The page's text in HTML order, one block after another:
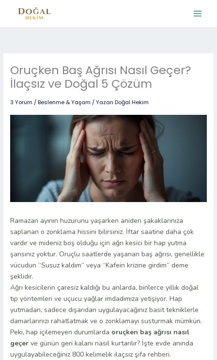
Oruçken Baş Ağrısı Nasıl Geçer?
İlaçsız ve Doğal 5 Çözüm
3 Yorum /Beslenme & Yaşam / Yazan Doğal Hekim
Ramazan ayının huzurunu yaşarken aniden şakaklarınıza
saplanan o zonklama hissini bilirsiniz. İftar saatine daha çok
vardır ve mideniz boş olduğu için ağrı kesici bir hap yutma
şansınız yoktur. Oruçlu saatlerde yaşanan baş ağrısı, genellikle
vücudun “Susuz kaldım” veya “Kafein krizine girdim” deme
şeklidir.
Ağrı kesicilerin çaresiz kaldığı bu anlarda, binlerce yıllık doğal
tıp yöntemleri ve uçucu yağlar imdadımıza yetişiyor. Hap
yutmadan, sadece dışarıdan uygulayacağınız basit tekniklerle
damarlarınızı rahatlatmak ve o zonklamayı susturmak mümkün.
Peki, hap içilemeyen durumlarda oruçken baş ağrısı nasıl
geçer ve günün geri kalanı nasıl kurtarılır? İşte evde anında
uygulayabileceğiniz 800 kelimelik ilaçsız şifa rehberi.